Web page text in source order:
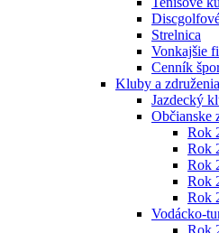
Strelnica
Vonkajšie
Cenník
Kluby a združenia
Jazdecký
Občianske
Rok
Rok
Rok
Rok
Rok
Vodácko-
Rok